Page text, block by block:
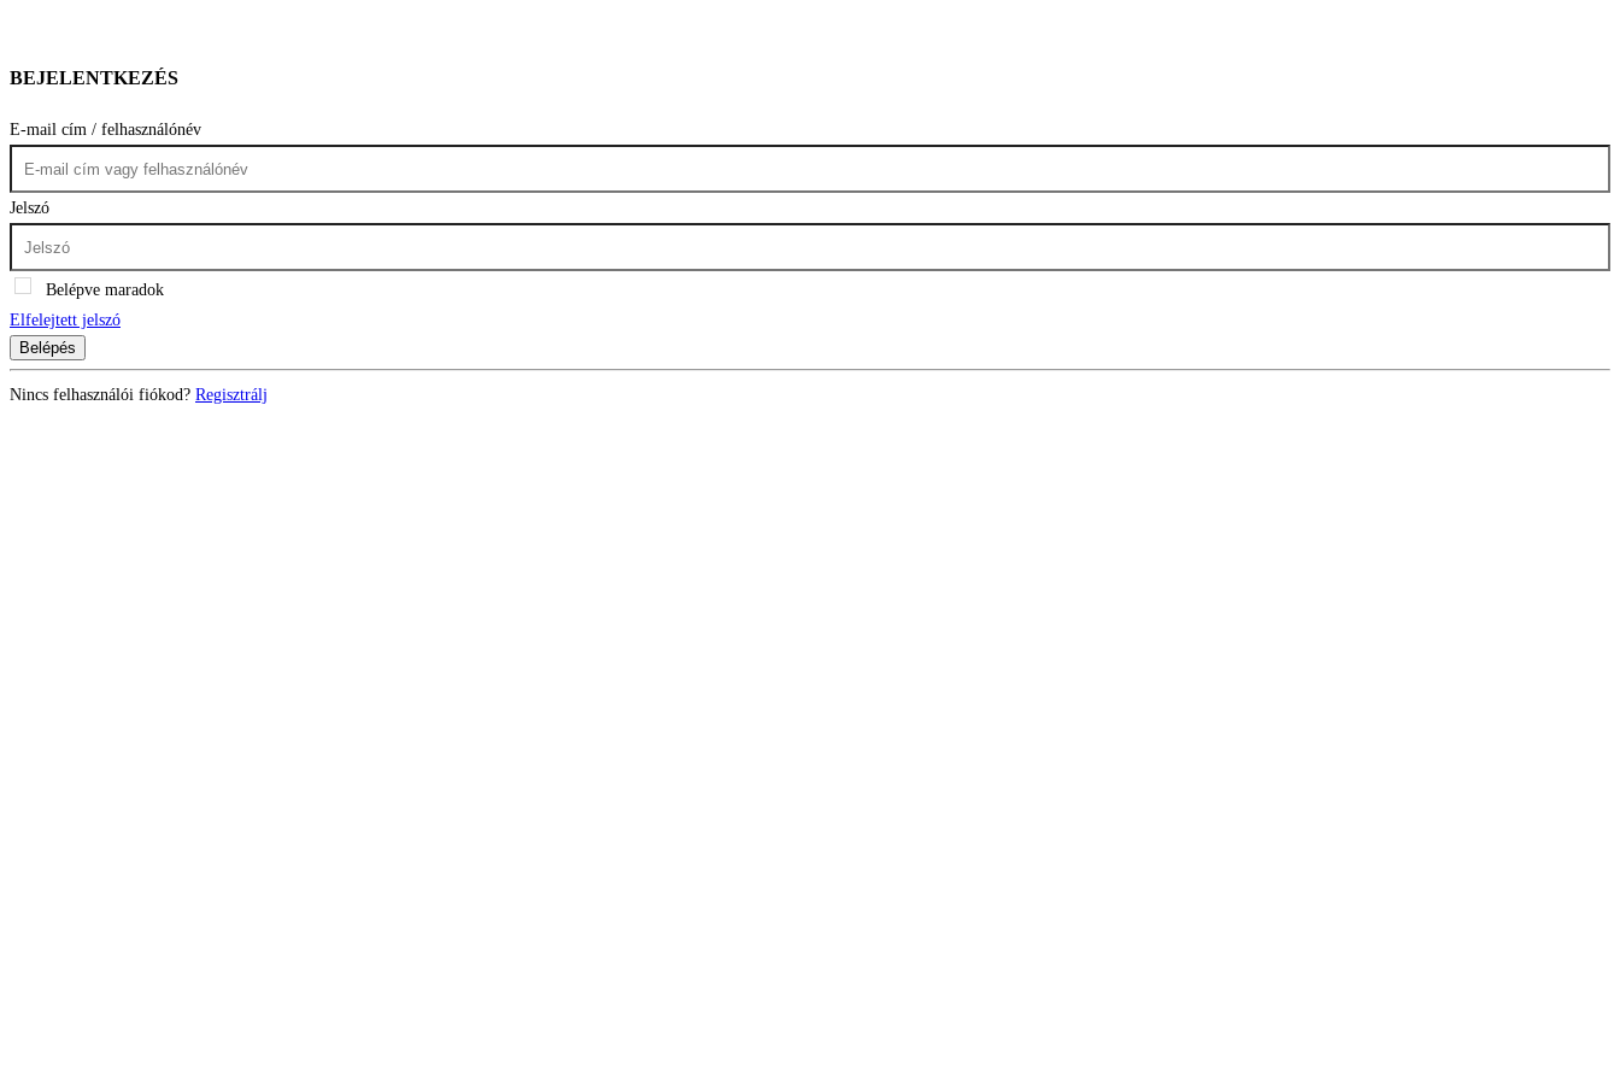
BEJELENTKEZÉS
E-mail cím / felhasználónév
Jelszó
Belépve maradok
Elfelejtett jelszó
Belépés
Nincs felhasználói fiókod? Regisztrálj